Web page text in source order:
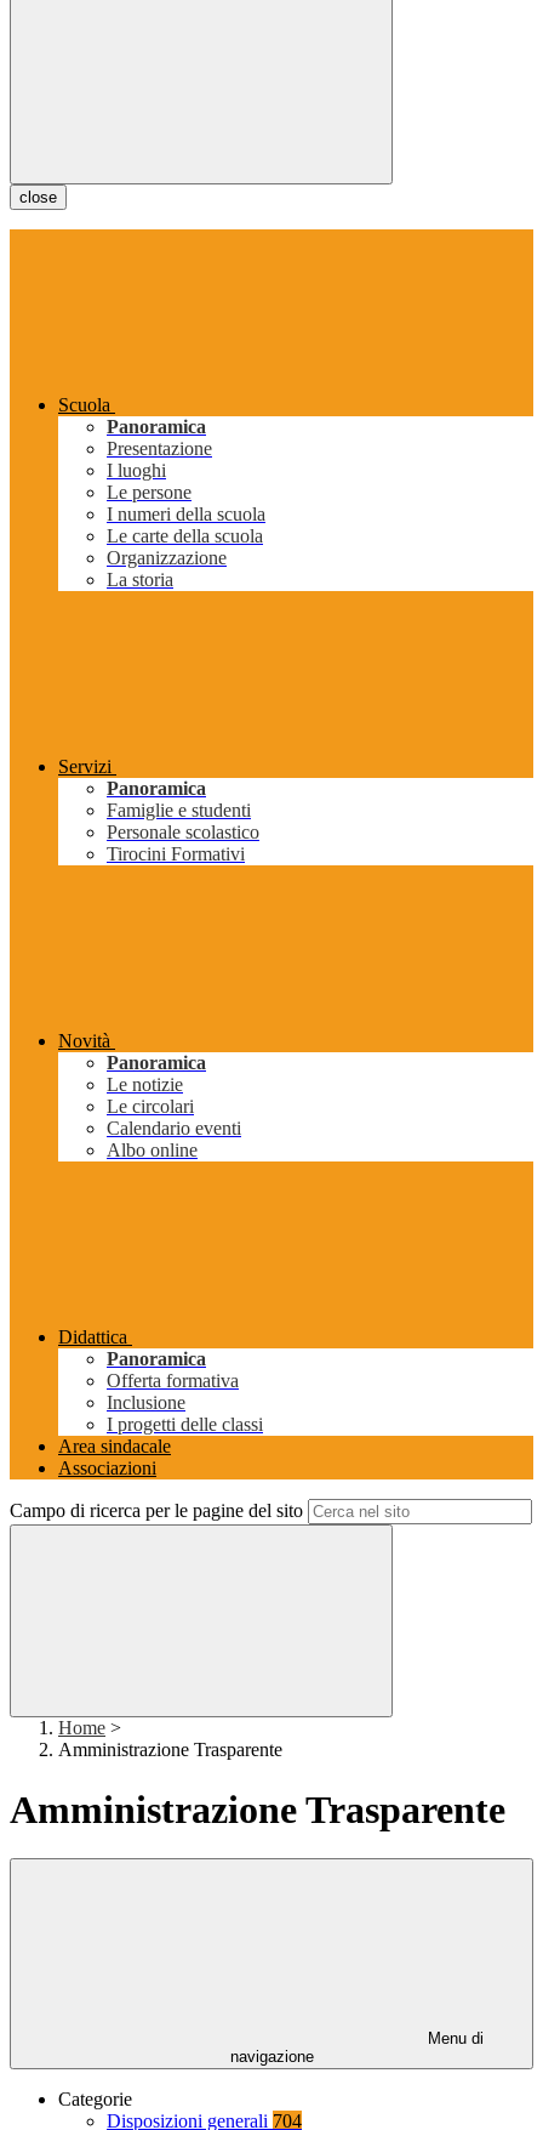
close
Scuola
Panoramica
Presentazione
I luoghi
Le persone
I numeri della scuola
Le carte della scuola
Organizzazione
La storia
Servizi
Panoramica
Famiglie e studenti
Personale scolastico
Tirocini Formativi
Novità
Panoramica
Le notizie
Le circolari
Calendario eventi
Albo online
Didattica
Panoramica
Offerta formativa
Inclusione
I progetti delle classi
Area sindacale
Associazioni
Campo di ricerca per le pagine del sito
Home >
Amministrazione Trasparente
Amministrazione Trasparente
Menu di
navigazione
Categorie
Disposizioni generali 704